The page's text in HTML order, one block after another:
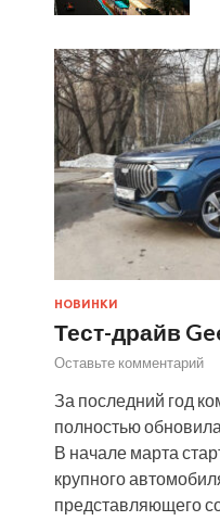
НОВИНКИ
Тест-драйв
Оставьте комментарий
За последний год
полностью
В начале марта
крупного
представляющего